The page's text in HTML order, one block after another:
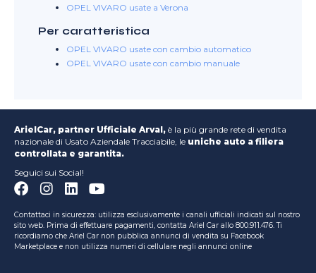
OPEL VIVARO usate a Verona
Per caratteristica
OPEL VIVARO usate con cambio automatico
OPEL VIVARO usate con cambio manuale
ArielCar, partner Ufficiale Arval, è la più grande rete di vendita
nazionale di Usato Aziendale Tracciabile, le uniche auto a filiera
controllata e garantita.
Seguici sui Social!
Contattaci in sicurezza: utilizza esclusivamente i canali ufficiali indicati sul nostro
sito web. Prima di effettuare pagamenti, contatta Ariel Car allo 800.911.476. Ti
ricordiamo che Ariel Car non pubblica annunci di vendita su Facebook
Marketplace e non utilizza numeri di cellulare negli annunci online